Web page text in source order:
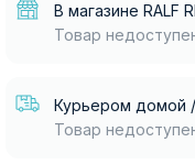
В магазине RALF
Товар
Курьером домой
Товар